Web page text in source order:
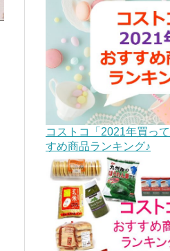
コストコ「2021年買っ
すめ商品ランキング♪